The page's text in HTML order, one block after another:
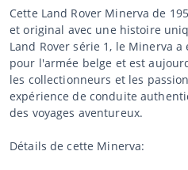
Cette Land Rover Minerva de
et original avec une histoire
Land Rover série 1, le Minerva
pour l'armée belge et est
les collectionneurs et les
expérience de conduite
des voyages aventureux.
Détails de cette Minerva: